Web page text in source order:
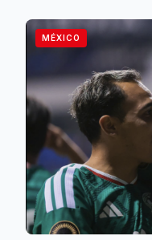
MÉXICO